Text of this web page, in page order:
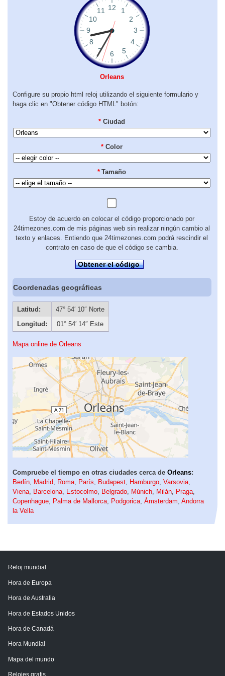
Orleans
Configure su propio html reloj utilizando el siguiente formulario y
haga clic en "Obtener código HTML" botón:
* Ciudad
* Color
* Tamaño
Estoy de acuerdo en colocar el código proporcionado por
24timezones.com de mis páginas web sin realizar ningún cambio al
texto y enlaces. Entiendo que 24timezones.com podrá rescindir el
contrato en caso de que el código se cambia.
Obtener el código
Coordenadas geográficas
Latitud:
47° 54′ 10″ Norte
Longitud:
01° 54′ 14″ Este
Mapa online de Orleans
Compruebe el tiempo en otras ciudades cerca de Orleans:
Berlín
Madrid Roma París Budapest Hamburgo Varsovia
Viena
Barcelona Estocolmo Belgrado Múnich Milán Praga
Copenhague
Palma de Mallorca Podgorica Ámsterdam Andorra
la Vella
Reloj mundial
Hora de Europa
Hora de Australia
Hora de Estados Unidos
Hora de Canadá
Hora Mundial
Mapa del mundo
Relojes gratis